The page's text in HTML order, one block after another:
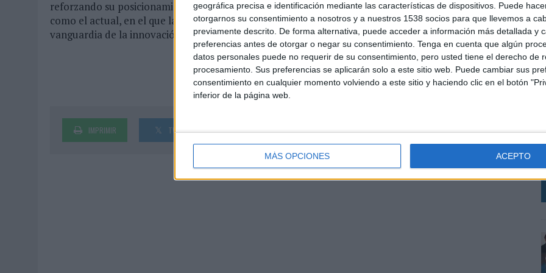
geográfica precisa e identificación mediante las características de dispositivos. Puede
otorgarnos su consentimiento a nosotros y a nuestros 1538 socios para que llevemos a
previamente descrito. De forma alternativa, puede acceder a información más detallada y
preferencias antes de otorgar o negar su consentimiento. Tenga en cuenta que algún
datos personales puede no requerir de su consentimiento, pero usted tiene el derecho de
procesamiento. Sus preferencias se aplicarán solo a este sitio web. Puede cambiar sus
consentimiento en cualquier momento volviendo a este sitio y haciendo clic en el botón
inferior de la página web.
MÁS OPCIONES ACEPTO
reforzando su posicionamiento e impulsando su crecimiento como empresa. Más aún en un momento
como el actual, en el que la movilidad, potenciada por la transformación tecnológica, se sitúa a la
vanguardia de la innovación”.
IMPRIMIR TWEET SHARE SHARE ENVIAR PIN